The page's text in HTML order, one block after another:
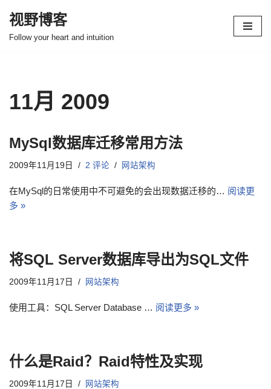
跳
视野博客
Follow your heart and intuition
11月 2009
MySql数据库迁移常用方法
2009年11月19日 2 评论 网站架构
在MySql的日常使用中不可避免的会出现数据迁移的… 阅读更
多 »
将SQL Server数据库导出为SQL文件
2009年11月17日 网站架构
使用工具：SQL Server Database … 阅读更多 »
什么是Raid？Raid特性及实现
2009年11月17日 网站架构